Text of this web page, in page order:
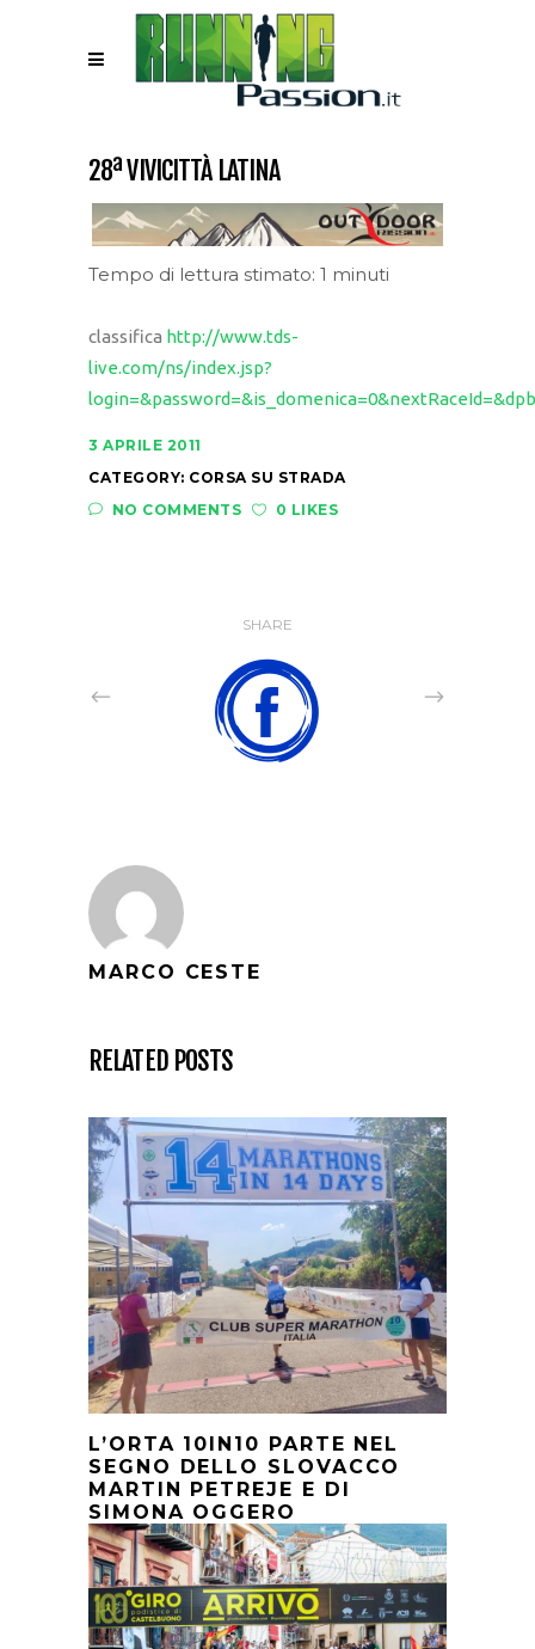
28ª VIVICITTÀ LATINA
Tempo di lettura stimato: 1 minuti
classifica http://www.tds-
live.com/ns/index.jsp?
3 APRILE 2011
CATEGORY: CORSA SU STRADA
NO COMMENTS
0 LIKES
SHARE
MARCO CESTE
RELATED POSTS
L’ORTA 10IN10 PARTE NEL
SEGNO DELLO SLOVACCO
MARTIN PETREJE E DI
SIMONA OGGERO